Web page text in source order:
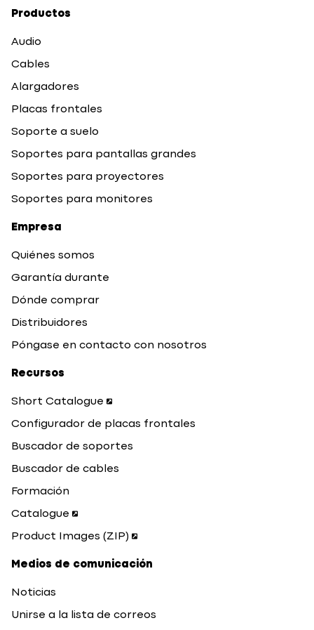
Productos
Audio
Cables
Alargadores
Placas frontales
Soporte a suelo
Soportes para pantallas grandes
Soportes para proyectores
Soportes para monitores
Empresa
Quiénes somos
Garantía durante
Dónde comprar
Distribuidores
Póngase en contacto con nosotros
Recursos
Short Catalogue
Configurador de placas frontales
Buscador de soportes
Buscador de cables
Formación
Catalogue
Product Images (ZIP)
Medios de comunicación
Noticias
Unirse a la lista de correos